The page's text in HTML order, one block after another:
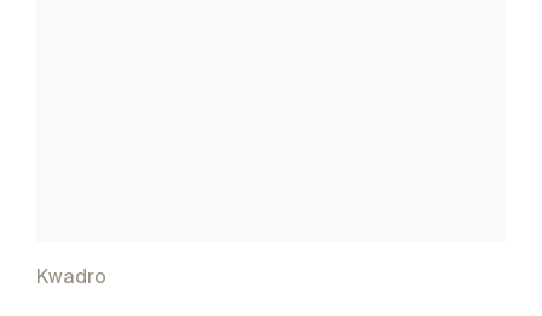
Kwadro